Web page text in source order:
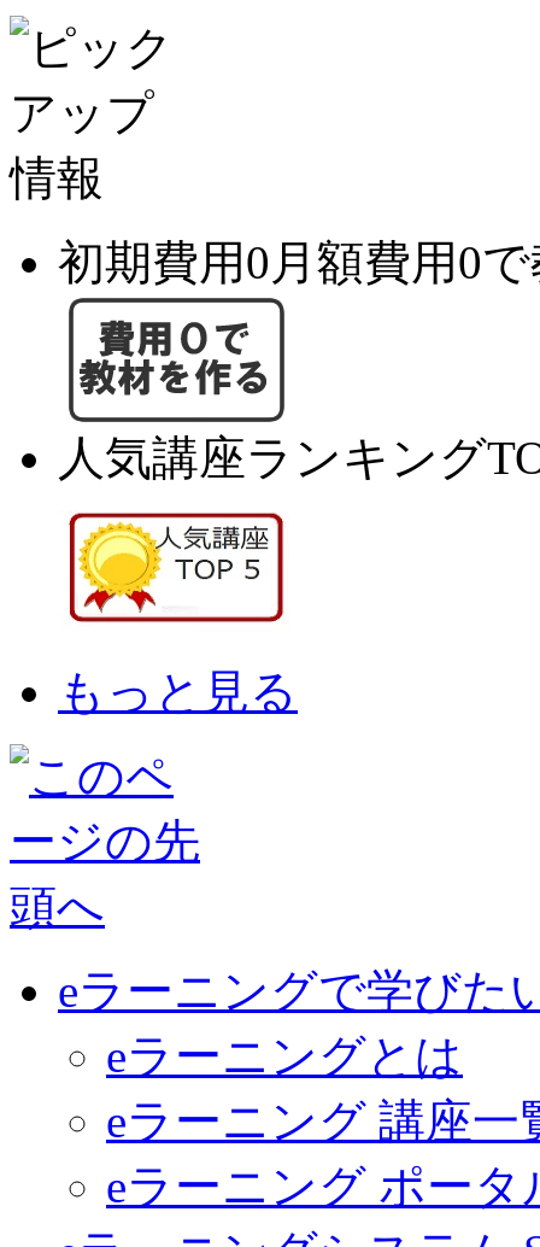
初期費用0月額費用0
人気講座ランキング
もっと見る
eラーニングで学びた
eラーニングとは
eラーニング 講座一
eラーニング ポータ